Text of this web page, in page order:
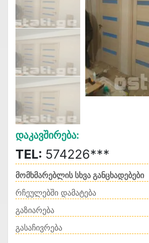
Დაკავშირება:
TEL: 574226***
მომხმარებლის სხვა განცხადებები
რჩეულებში დამატება
გაზიარება
გასაჩივრება